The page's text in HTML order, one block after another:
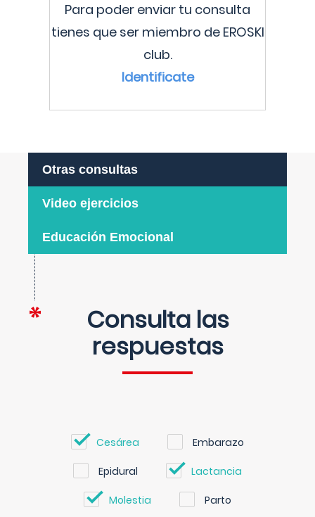
Para poder enviar tu consulta
tienes que ser miembro de EROSKI
club.
Identificate
Otras consultas
Video ejercicios
Educación Emocional
Consulta las
respuestas
Cesárea Embarazo
Epidural Lactancia
Molestia Parto